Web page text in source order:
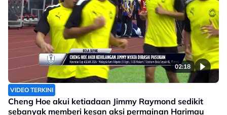
02:18
VIDEO TERKINI
Cheng Hoe akui ketiadaan Jimmy Raymond sedikit
sebanyak memberi kesan aksi permainan Harimau